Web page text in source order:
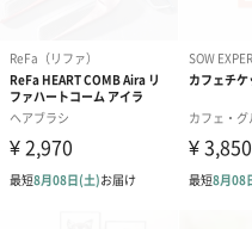
あり（280円）
メッセージカード（通常